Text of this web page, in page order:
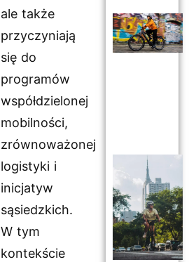
ale także
przyczyniają
się do
programów
współdzielonej
mobilności,
zrównoważonej
logistyki i
inicjatyw
sąsiedzkich.
W tym
kontekście